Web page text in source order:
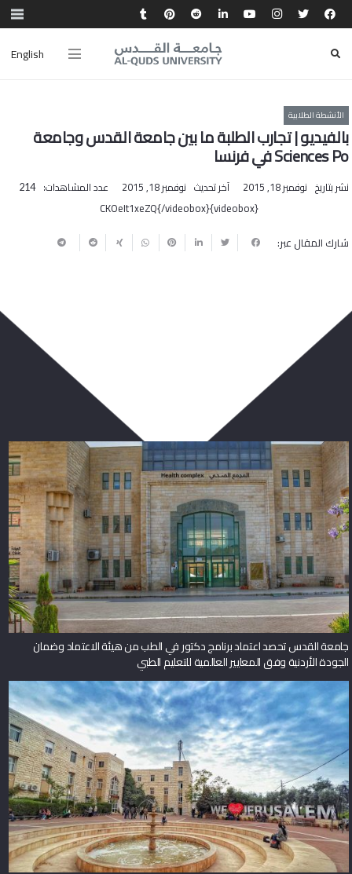
English
الأنشطة الطلابية
بالفيديو | تجارب الطلبة ما بين جامعة القدس وجامعة
Sciences Po في فرنسا‎
نشر بتاريخ نوفمبر 18, 2015 آخر تحديث نوفمبر 18, 2015 عدد المشاهدات: 214
{videobox}CKOeIt1xeZQ{/videobox}
شارك المقال عبر:
جامعة القدس تحصد اعتماد برنامج دكتور في الطب من هيئة الاعتماد وضمان
الجودة الأردنية وفق المعايير العالمية للتعليم الطبي